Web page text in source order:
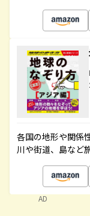
各国の地形や関係
川や街道、島など
AD